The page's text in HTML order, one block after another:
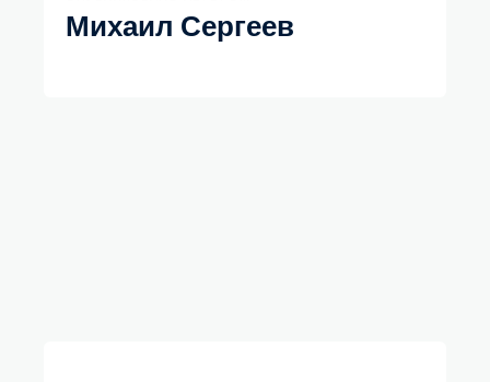
Михаил Сергеев